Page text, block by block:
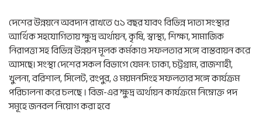
দেশের উন্নয়নে অবদান রাখতে ৫১ বছর যাবৎ বিভিন্ন দাতা সংস্থার
আর্থিক সহযোগিতায় ক্ষুদ্র অর্থায়ন, কৃষি, স্বাস্থ্য, শিক্ষা, সামাজিক
নিরাপত্তা সহ বিভিন্ন উন্নয়ন মূলক কর্মকাণ্ড সফলতার সঙ্গে বাস্তবায়ন করে
আসছে। সংস্থা দেশের সকল বিভাগে যেমন: ঢাকা, চট্টগ্রাম, রাজশাহী,
খুলনা, বরিশাল, সিলেট, রংপুর, ও ময়মনসিংহ সফলতার সঙ্গে কার্যক্রম
পরিচালনা করে চলছে । বিজ-এর ক্ষুদ্র অর্থায়ন কার্যক্রমে নিম্নোক্ত পদ
সমূহে জনবল নিয়োগ করা হবে